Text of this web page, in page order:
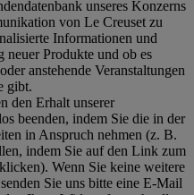
unseres Konzerns
von Le Creuset zu
Informationen und
Produkte und ob es
anstehende Veranstaltungen
gibt.
den Erhalt unserer
beenden, indem Sie die in der
in Anspruch nehmen (z. B.
indem Sie auf den Link zum
Wenn Sie keine weitere
Sie uns bitte eine E-Mail